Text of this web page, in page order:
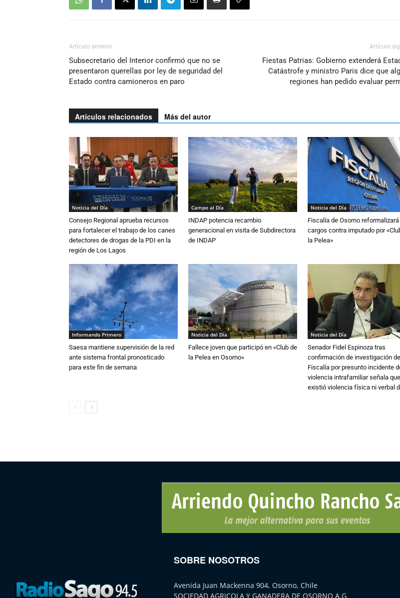
Artículo anterior
Subsecretario del Interior confirmó que no se
presentaron querellas por ley de seguridad del
Estado contra camioneros en paro
Artículo
Fiestas Patrias: Gobierno extenderá
Catástrofe y ministro Paris dice que
regiones han pedido evaluar
Artículos relacionados Más del autor
Noticia del Día
Consejo Regional aprueba recursos
para fortalecer el trabajo de los canes
detectores de drogas de la PDI en la
región de Los Lagos
Campo al Día
INDAP potencia recambio
generacional en visita de Subdirectora
de INDAP
Noticia del Día
Fiscalía de Osorno reformalizará
cargos contra imputado por
la Pelea»
Informando Primero
Saesa mantiene supervisión de la red
ante sistema frontal pronosticado
para este fin de semana
Noticia del Día
Fallece joven que participó en «Club de
la Pelea en Osorno»
Noticia del Día
Senador Fidel Espinoza tras
confirmación de investigación de
Fiscalía por presunto incidente
violencia intrafamiliar señala
existió violencia física ni verbal
SOBRE NOSOTROS
Avenida Juan Mackenna 904, Osorno, Chile
SOCIEDAD AGRICOLA Y GANADERA DE OSORNO A.G.